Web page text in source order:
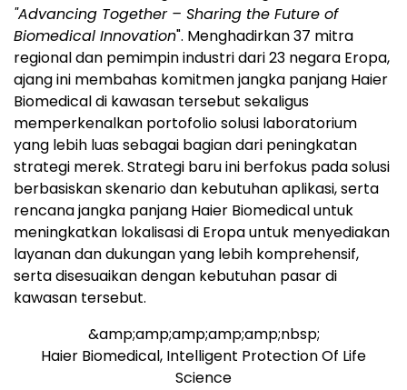
"Advancing Together – Sharing the Future of
Biomedical Innovation". Menghadirkan 37 mitra
regional dan pemimpin industri dari 23 negara Eropa,
ajang ini membahas komitmen jangka panjang Haier
Biomedical di kawasan tersebut sekaligus
memperkenalkan portofolio solusi laboratorium
yang lebih luas sebagai bagian dari peningkatan
strategi merek. Strategi baru ini berfokus pada solusi
berbasiskan skenario dan kebutuhan aplikasi, serta
rencana jangka panjang Haier Biomedical untuk
meningkatkan lokalisasi di Eropa untuk menyediakan
layanan dan dukungan yang lebih komprehensif,
serta disesuaikan dengan kebutuhan pasar di
kawasan tersebut.
&amp;amp;amp;amp;amp;nbsp;
Haier Biomedical, Intelligent Protection Of Life
Science